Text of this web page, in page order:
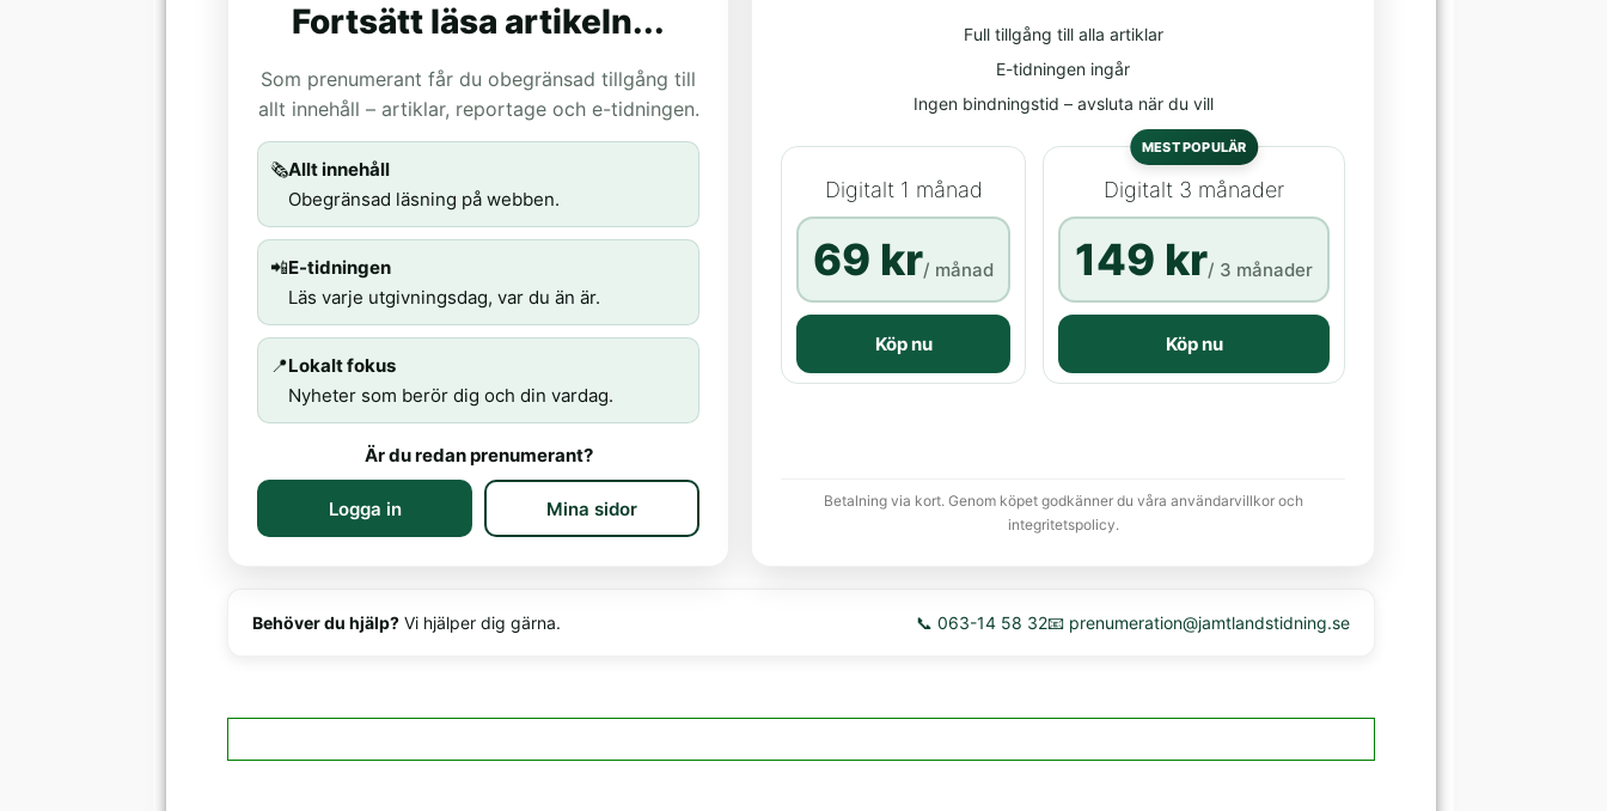
Fortsätt läsa artikeln...
Som prenumerant får du obegränsad tillgång till
allt innehåll – artiklar, reportage och e-tidningen.
🗞️Allt innehåll
Obegränsad läsning på webben.
📲E-tidningen
Läs varje utgivningsdag, var du än är.
📍Lokalt fokus
Nyheter som berör dig och din vardag.
Är du redan prenumerant?
Logga in Mina sidor
Full tillgång till alla artiklar
E-tidningen ingår
Ingen bindningstid – avsluta när du vill
Digitalt 1 månad
69 kr/ månad
Köp nu
MEST POPULÄR
Digitalt 3 månader
149 kr/ 3 månader
Köp nu
Betalning via kort. Genom köpet godkänner du våra användarvillkor och
integritetspolicy.
Behöver du hjälp? Vi hjälper dig gärna. 📞 063-14 58 32📧 prenumeration@jamtlandstidning.se